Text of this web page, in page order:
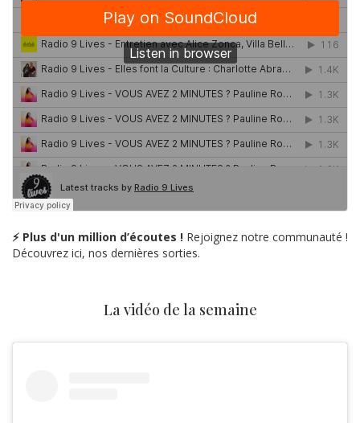
⚡ Plus d'un million d’écoutes ! Rejoignez notre communauté !
Découvrez ici, nos dernières sorties.
La vidéo de la semaine